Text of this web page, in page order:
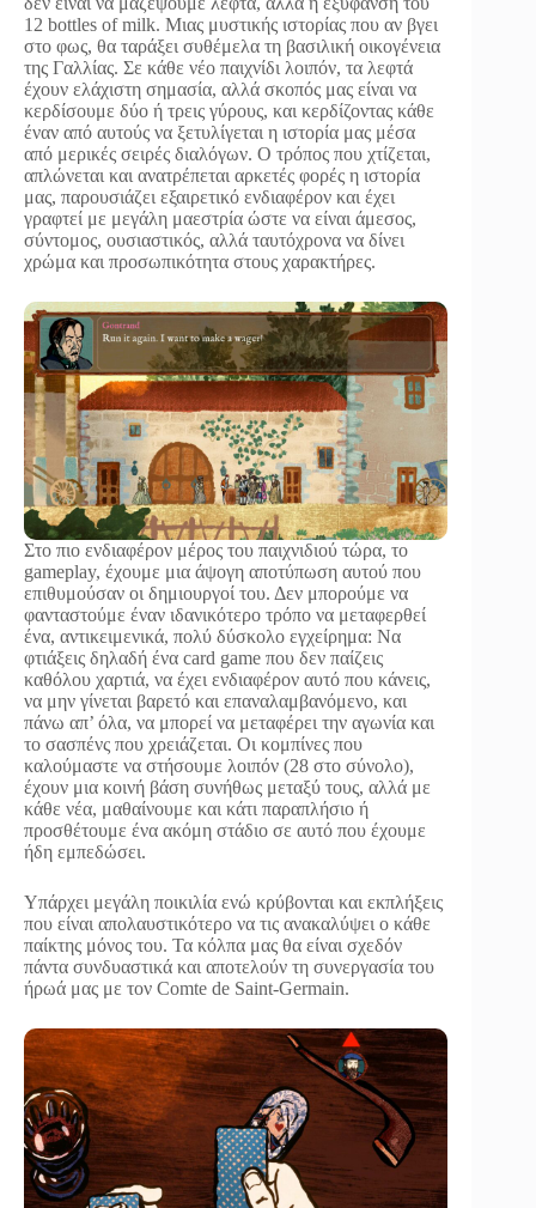
12 bottles of milk. Μιας μυστικής ιστορίας που αν βγει
στο φως, θα ταράξει συθέμελα τη βασιλική οικογένεια
της Γαλλίας. Σε κάθε νέο παιχνίδι λοιπόν, τα λεφτά
έχουν ελάχιστη σημασία, αλλά σκοπός μας είναι να
κερδίσουμε δύο ή τρεις γύρους, και κερδίζοντας κάθε
έναν από αυτούς να ξετυλίγεται η ιστορία μας μέσα
από μερικές σειρές διαλόγων. Ο τρόπος που χτίζεται,
απλώνεται και ανατρέπεται αρκετές φορές η ιστορία
μας, παρουσιάζει εξαιρετικό ενδιαφέρον και έχει
γραφτεί με μεγάλη μαεστρία ώστε να είναι άμεσος,
σύντομος, ουσιαστικός, αλλά ταυτόχρονα να δίνει
χρώμα και προσωπικότητα στους χαρακτήρες.
Στο πιο ενδιαφέρον μέρος του παιχνιδιού τώρα, το
gameplay, έχουμε μια άψογη αποτύπωση αυτού που
επιθυμούσαν οι δημιουργοί του. Δεν μπορούμε να
φανταστούμε έναν ιδανικότερο τρόπο να μεταφερθεί
ένα, αντικειμενικά, πολύ δύσκολο εγχείρημα: Να
φτιάξεις δηλαδή ένα card game που δεν παίζεις
καθόλου χαρτιά, να έχει ενδιαφέρον αυτό που κάνεις,
να μην γίνεται βαρετό και επαναλαμβανόμενο, και
πάνω απ’ όλα, να μπορεί να μεταφέρει την αγωνία και
το σασπένς που χρειάζεται. Οι κομπίνες που
καλούμαστε να στήσουμε λοιπόν (28 στο σύνολο),
έχουν μια κοινή βάση συνήθως μεταξύ τους, αλλά με
κάθε νέα, μαθαίνουμε και κάτι παραπλήσιο ή
προσθέτουμε ένα ακόμη στάδιο σε αυτό που έχουμε
ήδη εμπεδώσει.
Υπάρχει μεγάλη ποικιλία ενώ κρύβονται και εκπλήξεις
που είναι απολαυστικότερο να τις ανακαλύψει ο κάθε
παίκτης μόνος του. Τα κόλπα μας θα είναι σχεδόν
πάντα συνδυαστικά και αποτελούν τη συνεργασία του
ήρωά μας με τον Comte de Saint-Germain.